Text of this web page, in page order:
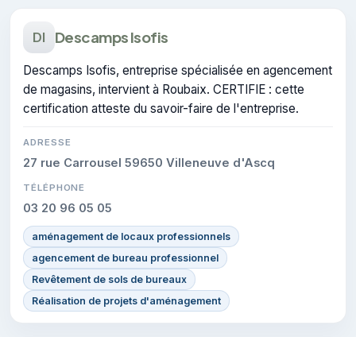
DI Descamps Isofis
Descamps Isofis, entreprise spécialisée en agencement
de magasins, intervient à Roubaix. CERTIFIE : cette
certification atteste du savoir-faire de l'entreprise.
ADRESSE
27 rue Carrousel 59650 Villeneuve d'Ascq
TÉLÉPHONE
03 20 96 05 05
aménagement de locaux professionnels
agencement de bureau professionnel
Revêtement de sols de bureaux
Réalisation de projets d'aménagement